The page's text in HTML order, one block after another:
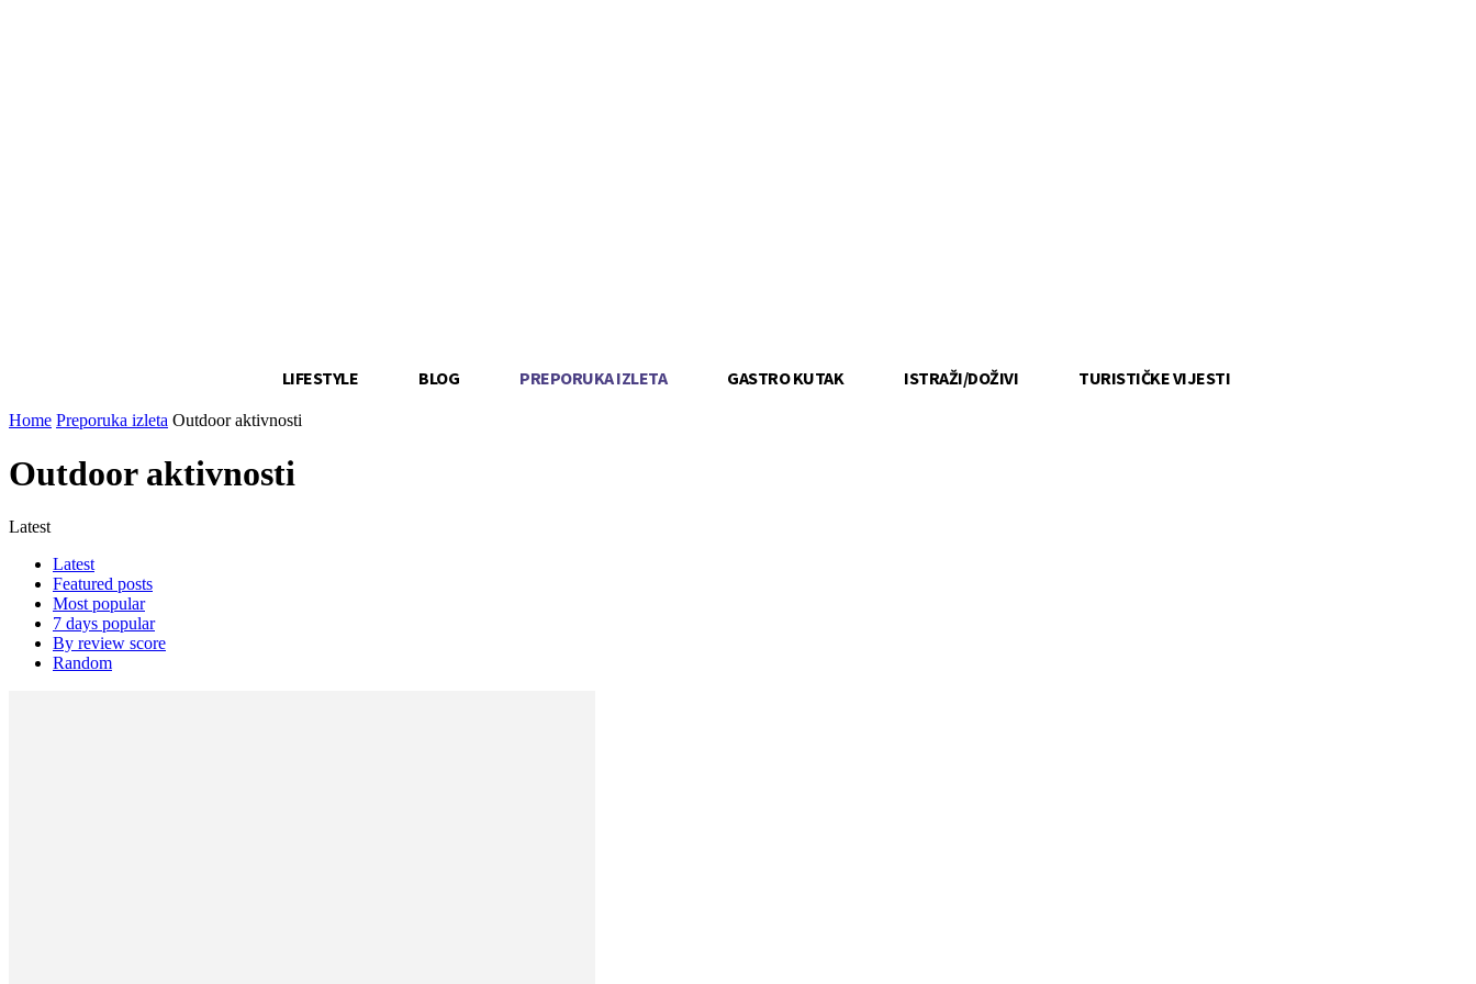
LIFESTYLE BLOG PREPORUKA IZLETA GASTRO KUTAK ISTRAŽI/DOŽIVI TURISTIČKE VIJESTI
Home Preporuka izleta Outdoor aktivnosti
Outdoor aktivnosti
Latest
Latest
Featured posts
Most popular
7 days popular
By review score
Random